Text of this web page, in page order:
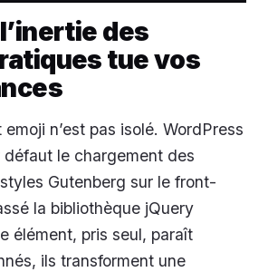
des
tue vos
n’est pas isolé. WordPress
le chargement des
Gutenberg sur le front-
la bibliothèque jQuery
élément, pris seul, paraît
ils transforment une